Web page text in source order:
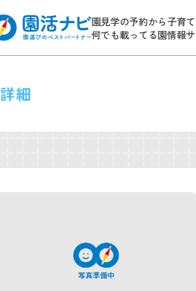
園見学の予約から子育
何でも載ってる園情報
詳細